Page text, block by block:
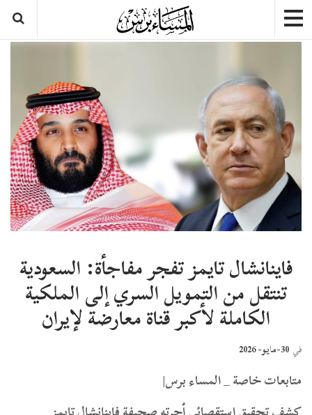
فاينانشال تايمز تفجر مفاجأة: السعودية
تنتقل من التمويل السري إلى الملكية
الكاملة لأكبر قناة معارضة لإيران
في 30-مايو- 2026
متابعات خاصة _ المساء برس|